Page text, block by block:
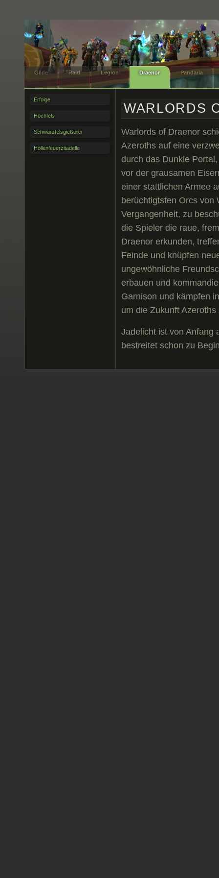
Gilde Raid Legion Draenor Pandaria
Erfolge
Hochfels
Schwarzfelsgießerei
Höllenfeuerzitadelle
WARLORDS
Warlords of Draenor
Azeroths auf eine
durch das Dunkle
vor der grausamen
einer stattlichen Armee
berüchtigtsten Orcs von
Vergangenheit, zu
die Spieler die raue,
Draenor erkunden,
Feinde und knüpfen
ungewöhnliche
erbauen und
Garnison und kämpfen
um die Zukunft
Jadelicht ist von Anfang
bestreitet schon zu